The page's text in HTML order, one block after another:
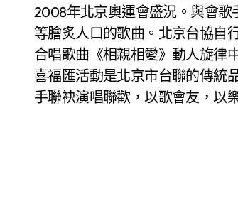
2008年北京奧運會盛況。與會歌
等膾炙人口的歌曲。北京台協自
合唱歌曲《相親相愛》動人旋律
喜福匯活動是北京市台聯的傳統
手聯袂演唱聯歡，以歌會友，以